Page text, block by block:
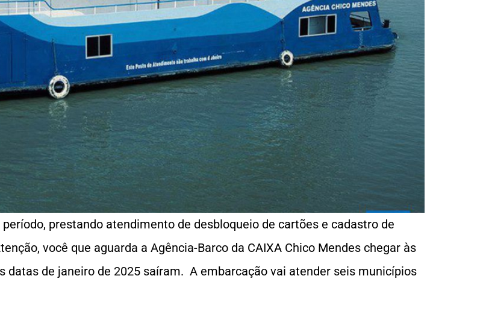
prestando atendimento de desbloqueio de cartões e cadastro de
você que aguarda a Agência-Barco da CAIXA Chico Mendes chegar às
datas de janeiro de 2025 saíram. A embarcação vai atender seis municípios